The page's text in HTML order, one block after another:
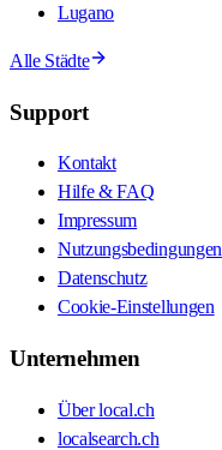
Lugano
Alle Städte
Support
Kontakt
Hilfe & FAQ
Impressum
Nutzungsbedingungen
Datenschutz
Cookie-Einstellungen
Unternehmen
Über local.ch
localsearch.ch